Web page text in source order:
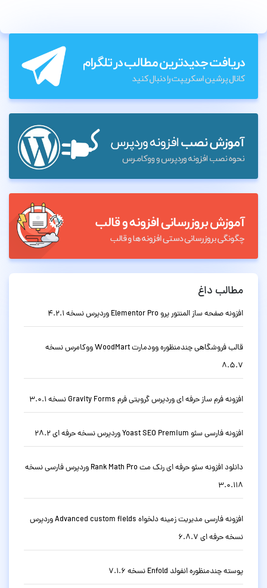
مطالب داغ
افزونه صفحه ساز المنتور پرو Elementor Pro وردپرس نسخه 4.2.1
قالب فروشگاهی چندمنظوره وودمارت WoodMart ووکامرس نسخه
8.5.7
افزونه فرم ساز حرفه ای وردپرس گرویتی فرم Gravity Forms نسخه 3.0.1
افزونه فارسی سئو Yoast SEO Premium وردپرس نسخه حرفه ای 28.2
دانلود افزونه سئو حرفه ای رنک مث Rank Math Pro وردپرس فارسی نسخه
3.0.118
افزونه فارسی مدیریت زمینه دلخواه Advanced custom fields وردپرس
نسخه حرفه ای 6.8.7
پوسته چندمنظوره انفولد Enfold نسخه 7.1.6